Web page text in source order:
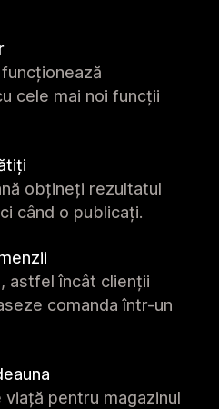
cele mai noi funcții
obțineți rezultatul
când o publicați.
astfel încât clienții
comanda într-un
viață pentru magazinul